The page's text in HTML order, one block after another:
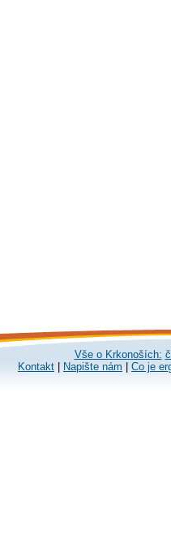
Vše o Krkonoších:
Kontakt
Napište nám Co je